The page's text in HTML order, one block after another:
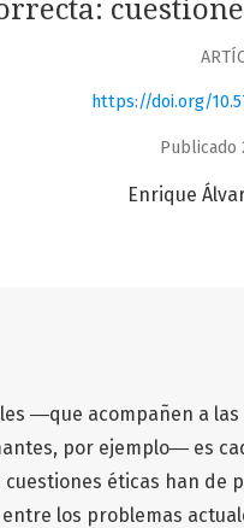
https://doi.org/
Publicado
Enrique
―que acompañen a
por ejemplo― es
éticas han de
los problemas